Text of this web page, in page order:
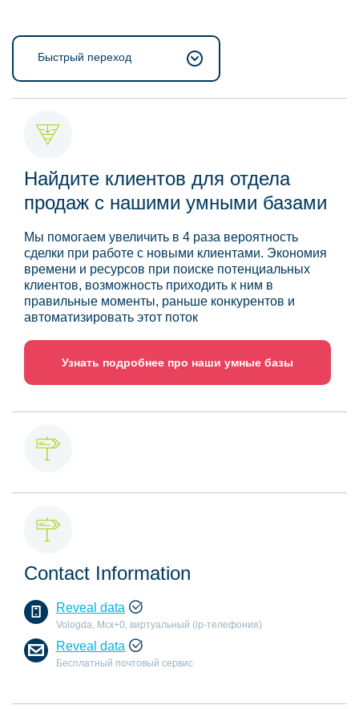
Быстрый переход
Найдите клиентов для отдела
продаж с нашими умными базами
Мы помогаем увеличить в 4 раза вероятность
сделки при работе с новыми клиентами. Экономия
времени и ресурсов при поиске потенциальных
клиентов, возможность приходить к ним в
правильные моменты, раньше конкурентов и
автоматизировать этот поток
Узнать подробнее про наши умные базы
Contact Information
Reveal data
Vologda, Мск+0, виртуальный (ip-телефония)
Reveal data
Бесплатный почтовый сервис